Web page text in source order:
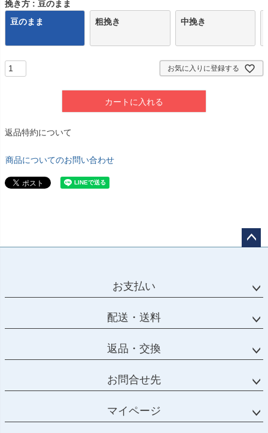
挽き方
豆のまま
豆のまま
粗挽き 中挽き
お気に入りに登録する
カートに入れる
返品特約について
商品についてのお問い合わせ
お支払い
配送・送料
返品・交換
お問合せ先
マイページ